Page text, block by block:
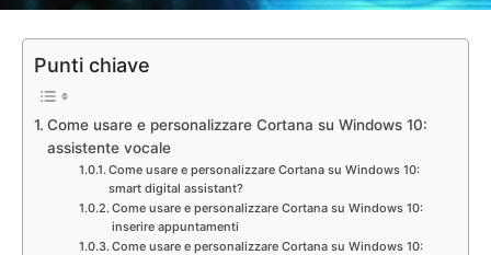
Punti chiave
Come usare e personalizzare Cortana su Windows 10:
assistente vocale
Come usare e personalizzare Cortana su Windows 10:
smart digital assistant?
Come usare e personalizzare Cortana su Windows 10:
inserire appuntamenti
Come usare e personalizzare Cortana su Windows 10: